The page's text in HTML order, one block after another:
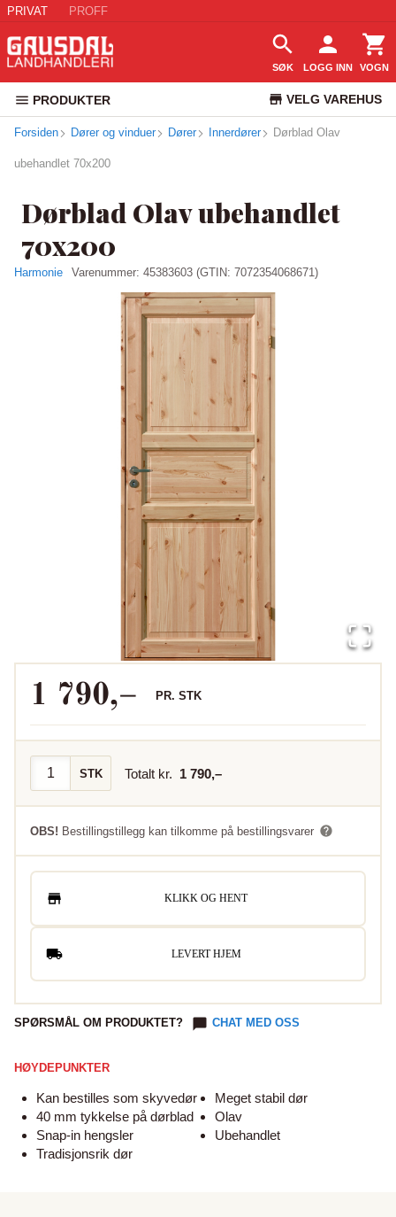
PRIVAT PROFF
SØK LOGG INN VOGN
PRODUKTER VELG VAREHUS
KUNDESERVICE
Forsiden Dører og vinduer Dører Innerdører Dørblad Olav
ubehandlet 70x200
Dørblad Olav ubehandlet
70x200
Harmonie Varenummer: 45383603 (GTIN: 7072354068671)
1 790,– PR. STK
STK Totalt kr. 1 790,–
OBS! Bestillingstillegg kan tilkomme på bestillingsvarer
KLIKK OG HENT
LEVERT HJEM
SPØRSMÅL OM PRODUKTET? CHAT MED OSS
HØYDEPUNKTER
Kan bestilles som skyvedør
40 mm tykkelse på dørblad
Snap-in hengsler
Tradisjonsrik dør
Meget stabil dør
Olav
Ubehandlet